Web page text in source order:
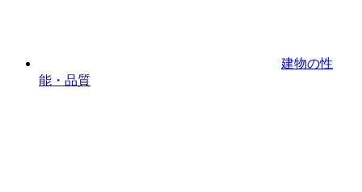
建物の性
能・品質